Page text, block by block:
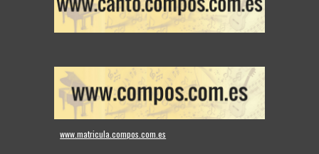
www.matricula.compos.com.es